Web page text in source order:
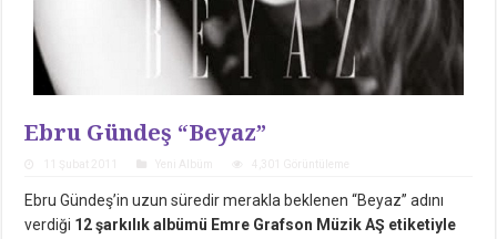
Ebru Gündeş “Beyaz”
Ebru Gündeş’in uzun süredir merakla beklenen “Beyaz” adını
verdiği 12 şarkılık albümü Emre Grafson Müzik AŞ etiketiyle